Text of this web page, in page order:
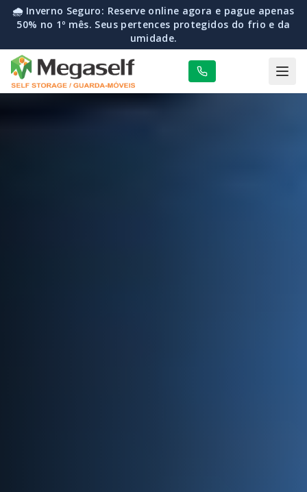
🌧️ Inverno Seguro: Reserve online agora e pague apenas
50% no 1º mês. Seus pertences protegidos do frio e da
umidade.